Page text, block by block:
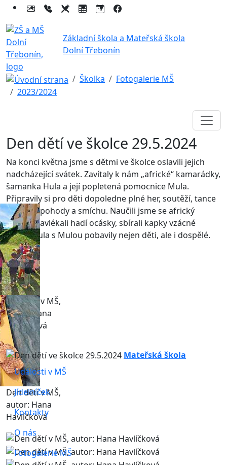
Základní škola a Mateřská škola
Dolní Třebonín
Školka
Fotogalerie MŠ
2023/2024
Den dětí ve školce 29.5.2024
Na konci května jsme s dětmi ve školce oslavili jejich
nadcházející svátek. Zavítaly k nám „africké“ kamarádky,
šamanka Hula a její popletená pomocnice Mula.
Připravily si pro děti dopoledne plné her, soutěží, tance
a hlavně pohody a smíchu. Naučili jsme se africký
pokřik, navlékali hadí ocásky, sbírali kapky vzácné
vody... Hula s Mulou pobavily nejen děti, ale i dospělé.
Den dětí v MŠ,
autor: Hana
Havlíčková
Den dětí v MŠ,
autor: Hana
Havlíčková
Mateřská škola
Události v MŠ
Jídelníček
Kontakty
O nás
Fotogalerie MŠ